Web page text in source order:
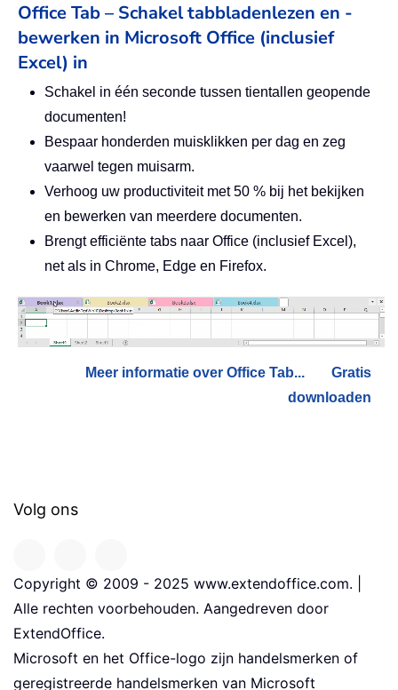
Office Tab – Schakel tabbladenlezen en -
bewerken in Microsoft Office (inclusief
Excel) in
Schakel in één seconde tussen tientallen geopende
documenten!
Bespaar honderden muisklikken per dag en zeg
vaarwel tegen muisarm.
Verhoog uw productiviteit met 50 % bij het bekijken
en bewerken van meerdere documenten.
Brengt efficiënte tabs naar Office (inclusief Excel),
net als in Chrome, Edge en Firefox.
Meer informatie over Office Tab...
Gratis
downloaden
Volg ons
Copyright © 2009 - 2025 www.extendoffice.com. |
Alle rechten voorbehouden. Aangedreven door
ExtendOffice.
Microsoft en het Office-logo zijn handelsmerken of
geregistreerde handelsmerken van Microsoft